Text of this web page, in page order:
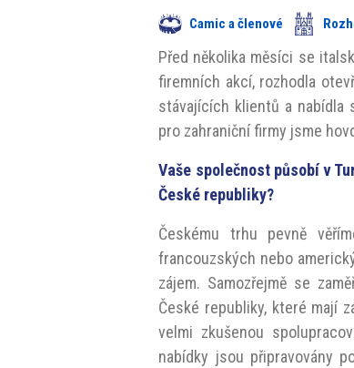
Camic a členové
Před několika měsíci se
firemních akcí, rozhodla
stávajících klientů a nabídla
pro zahraniční firmy jsme
Vaše společnost působí v
České republiky?
Českému trhu pevně
francouzských nebo
zájem. Samozřejmě se
České republiky, které mají
velmi zkušenou
nabídky jsou připravovány